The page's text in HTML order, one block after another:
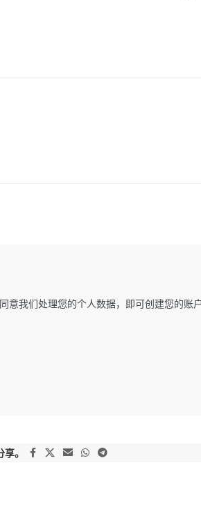
意我们处理您的个人数据，即可创建您的账
享。